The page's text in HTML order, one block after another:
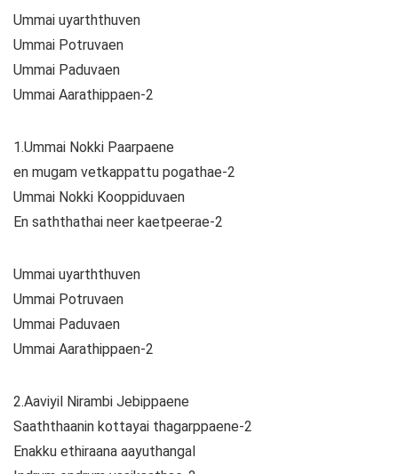
Ummai uyarththuven
Ummai Potruvaen
Ummai Paduvaen
Ummai Aarathippaen-2
1.Ummai Nokki Paarpaene
en mugam vetkappattu pogathae-2
Ummai Nokki Kooppiduvaen
En saththathai neer kaetpeerae-2
Ummai uyarththuven
Ummai Potruvaen
Ummai Paduvaen
Ummai Aarathippaen-2
2.Aaviyil Nirambi Jebippaene
Saaththaanin kottayai thagarppaene-2
Enakku ethiraana aayuthangal